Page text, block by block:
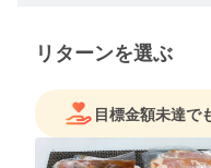
リターンを選ぶ
目標金額未達で